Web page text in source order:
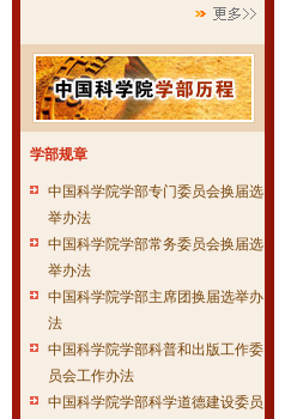
学部规章
中国科学院学部专门委员会换届选
举办法
中国科学院学部常务委员会换届选
举办法
中国科学院学部主席团换届选举办
法
中国科学院学部科普和出版工作委
员会工作办法
中国科学院学部科学道德建设委员